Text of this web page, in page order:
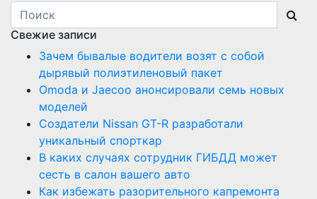
Свежие записи
Зачем бывалые водители возят с собой
дырявый полиэтиленовый пакет
Оmoda и Jaecoo анонсировали семь новых
моделей
Создатели Nissan GT-R разработали
уникальный спорткар
В каких случаях сотрудник ГИБДД может
сесть в салон вашего авто
Как избежать разорительного капремонта